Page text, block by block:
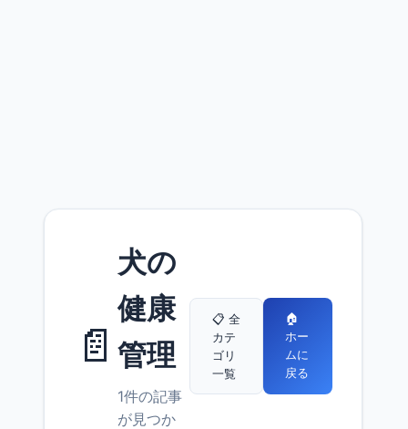
📄
犬の
健康
管理
1件の記事
が見つか
📋 全
カテ
ゴリ
一覧
🏠
ホー
ムに
戻る